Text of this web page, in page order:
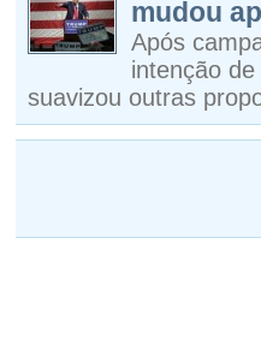
mudou
Após
intenção
suavizou outras